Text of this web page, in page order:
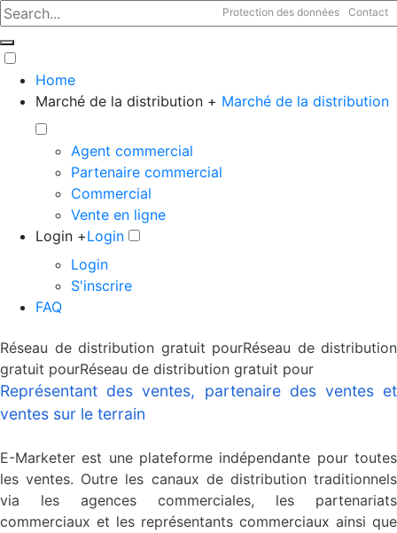
Protection des données Contact
Home
Marché de la distribution + Marché de la distribution
Agent commercial
Partenaire commercial
Commercial
Vente en ligne
Login +Login
Login
S'inscrire
FAQ
Réseau de distribution gratuit pourRéseau de distribution
gratuit pourRéseau de distribution gratuit pour
Représentant des ventes, partenaire des ventes et
ventes sur le terrain
E-Marketer est une plateforme indépendante pour toutes
les ventes. Outre les canaux de distribution traditionnels
via les agences commerciales, les partenariats
commerciaux et les représentants commerciaux ainsi que